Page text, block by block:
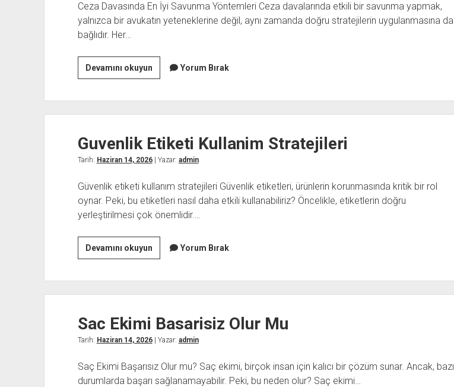
Ceza Davasında En İyi Savunma Yöntemleri Ceza davalarında etkili bir savunma yapmak,
yalnızca bir avukatın yeteneklerine değil, aynı zamanda doğru stratejilerin uygulanmasına da
bağlıdır. Her…
Devamını okuyunCeza
Davasinda
Yontemleri
Yorum Bırak
Guvenlik Etiketi Kullanim Stratejileri
Tarih: Haziran 14, 2026| Yazar: admin
Güvenlik etiketi kullanım stratejileri Güvenlik etiketleri, ürünlerin korunmasında kritik bir rol
oynar. Peki, bu etiketleri nasıl daha etkili kullanabiliriz? Öncelikle, etiketlerin doğru
yerleştirilmesi çok önemlidir.…
Devamını okuyunGuvenlik
Etiketi
Yorum Bırak
Sac Ekimi Basarisiz Olur Mu
Tarih: Haziran 14, 2026| Yazar: admin
Saç Ekimi Başarısız Olur mu? Saç ekimi, birçok insan için kalıcı bir çözüm sunar. Ancak, bazı
durumlarda başarı sağlanamayabilir. Peki, bu neden olur? Saç ekimi…